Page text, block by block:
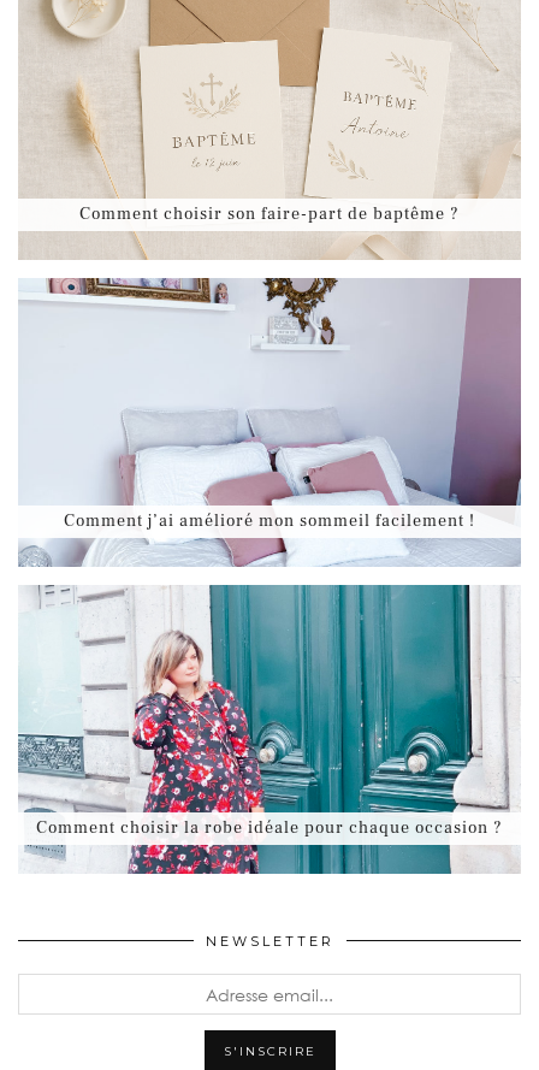
Comment choisir son faire-part de baptême ?
Comment j’ai amélioré mon sommeil facilement !
Comment choisir la robe idéale pour chaque occasion ?
NEWSLETTER